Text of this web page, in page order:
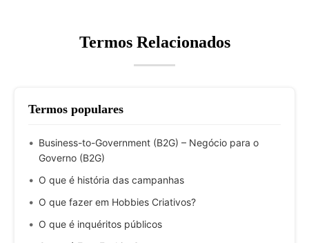
Termos Relacionados
Termos populares
Business-to-Government (B2G) – Negócio para o
Governo (B2G)
O que é história das campanhas
O que fazer em Hobbies Criativos?
O que é inquéritos públicos